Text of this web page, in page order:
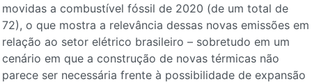
movidas a combustível fóssil de 2020 (de um total de
72), o que mostra a relevância dessas novas emissões em
relação ao setor elétrico brasileiro – sobretudo em um
cenário em que a construção de novas térmicas não
parece ser necessária frente à possibilidade de expansão